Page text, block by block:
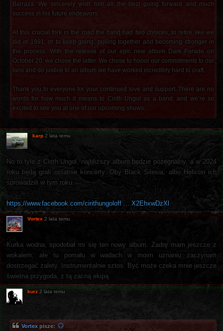
Barraza. We sincerely wish him all the best going forward and much
success in his future endeavors.
At this crucial fork in the road the band had two choices; to retire like we
did in 1991, or to keep going, pulling together and becoming stronger in
the process. With the release of our epic new album Dark Parade on
October 20, we chose the latter. We chose to honor our commitments to our
fans and do justice to an album we have worked incredibly hard to craft.
Thank you to everyone for your continued love and support. There are no
words for how much it means to Cirith Ungol as a band, and we’re so
excited to see you at one of our upcoming shows.
karp 2 lata temu
No to tyle z Cirith Ungol, najbliższy album będzie pożegnalny, a w 2024
roku będą grali ostatnie koncerty. Oby Black Silesia, albo Helicon ich
sprowadzili w tym roku.
https://www.facebook.com/cirithungoloff ... X2EhxwDzXl
Vortex 2 lata temu
Kurka wodna, spodobał mi się ten nowy album. Zadrę mam jeszcze z
wokalem, ale tu pomału w wadach w moim uznaniu zaczynam
dostrzegać zalety. Instrumentalnie sztos. Być może czeka mnie jeszcze
świetna przygoda, z tą zacną ekipą.
kurz 2 lata temu
Vortex pisze: